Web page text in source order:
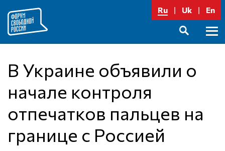
содержимому
Ru Uk En
В Украине объявили о
начале контроля
отпечатков пальцев на
границе с Россией